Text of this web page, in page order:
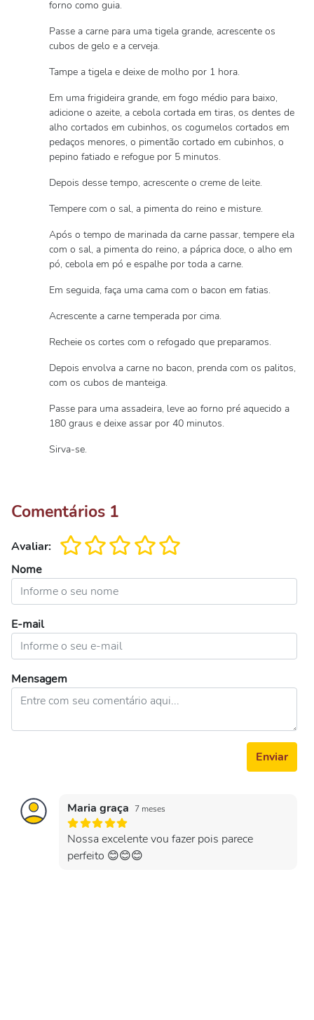
forno como guia.
Passe a carne para uma tigela grande, acrescente os
cubos de gelo e a cerveja.
Tampe a tigela e deixe de molho por 1 hora.
Em uma frigideira grande, em fogo médio para baixo,
adicione o azeite, a cebola cortada em tiras, os dentes de
alho cortados em cubinhos, os cogumelos cortados em
pedaços menores, o pimentão cortado em cubinhos, o
pepino fatiado e refogue por 5 minutos.
Depois desse tempo, acrescente o creme de leite.
Tempere com o sal, a pimenta do reino e misture.
Após o tempo de marinada da carne passar, tempere ela
com o sal, a pimenta do reino, a páprica doce, o alho em
pó, cebola em pó e espalhe por toda a carne.
Em seguida, faça uma cama com o bacon em fatias.
Acrescente a carne temperada por cima.
Recheie os cortes com o refogado que preparamos.
Depois envolva a carne no bacon, prenda com os palitos,
com os cubos de manteiga.
Passe para uma assadeira, leve ao forno pré aquecido a
180 graus e deixe assar por 40 minutos.
Sirva-se.
Comentários 1
Avaliar:
Nome
E-mail
Mensagem
Enviar
Maria graça 7 meses
Nossa excelente vou fazer pois parece
perfeito 😊😊😊